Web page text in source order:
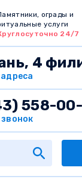
ограды и
услуги
24/7
4
558-